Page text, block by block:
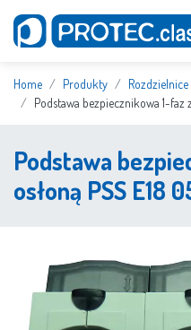
Home Produkty
Podstawa bezpiecznikowa 1-faz
Podstawa
osłoną PSS E18